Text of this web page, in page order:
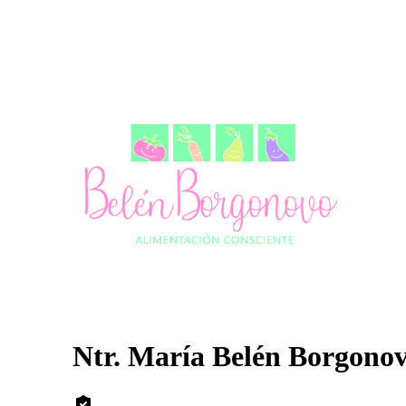
Ntr. María Belén